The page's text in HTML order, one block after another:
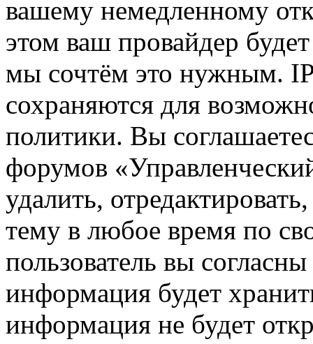
вашему немедленному
этом ваш провайдер
мы сочтём это нужным.
сохраняются для
политики. Вы
форумов
удалить,
тему в любое время по
пользователь вы
информация будет
информация не будет